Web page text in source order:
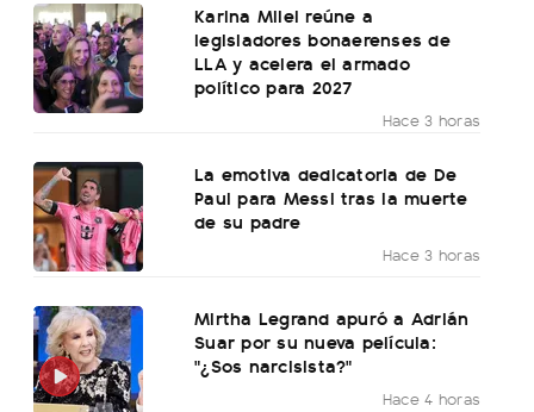
Karina Milei reúne a
legisladores bonaerenses de
LLA y acelera el armado
político para 2027
Hace 3 horas
La emotiva dedicatoria de De
Paul para Messi tras la muerte
de su padre
Hace 3 horas
Mirtha Legrand apuró a Adrián
Suar por su nueva película:
"¿Sos narcisista?"
Hace 4 horas